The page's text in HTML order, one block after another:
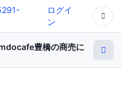
ログイ
ン
豊橋の商売に